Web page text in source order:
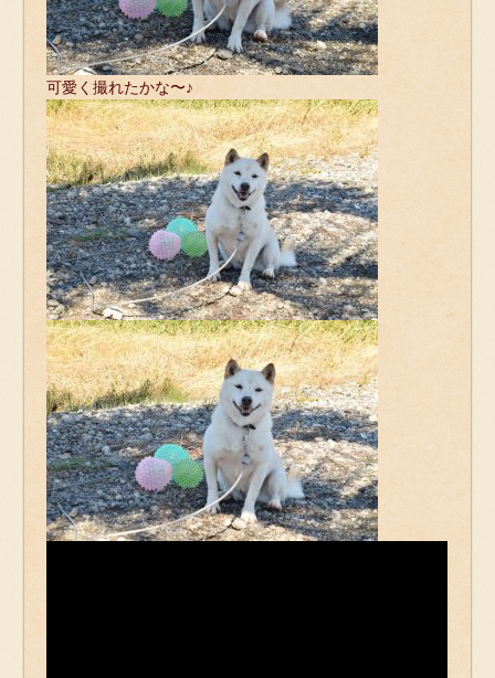
可愛く撮れたかな〜♪